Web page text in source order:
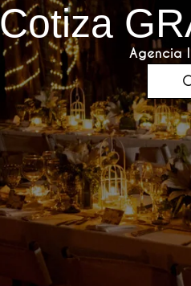
Cotiza
Agencia